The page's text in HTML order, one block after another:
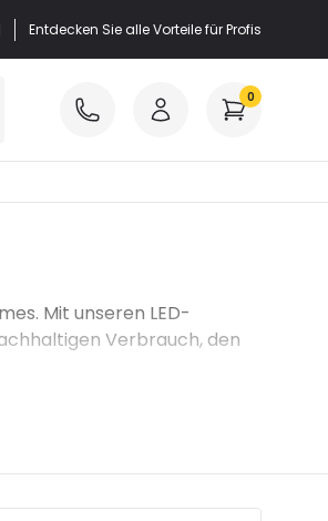
Entdecken Sie alle Vorteile für Profis
0
Mit unseren LED-
Verbrauch, den